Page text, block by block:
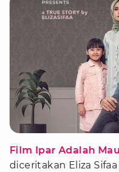
Film Ipar Adalah
diceritakan Eliza